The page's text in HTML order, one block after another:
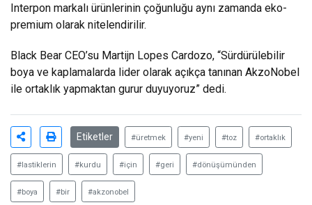
Interpon markalı ürünlerinin çoğunluğu aynı zamanda eko-
premium olarak nitelendirilir.
Black Bear CEO’su Martijn Lopes Cardozo, “Sürdürülebilir
boya ve kaplamalarda lider olarak açıkça tanınan AkzoNobel
ile ortaklık yapmaktan gurur duyuyoruz” dedi.
Etiketler #üretmek #yeni #toz #ortaklık
#lastiklerin #kurdu #için #geri #dönüşümünden
#boya #bir #akzonobel